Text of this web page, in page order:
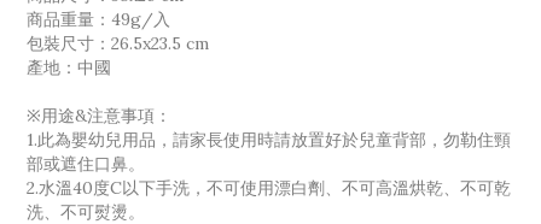
商品重量：49g/入
包裝尺寸：26.5x23.5 cm
產地：中國
※用途&注意事項：
1.此為嬰幼兒用品，請家長使用時請放置好於兒童背部，勿勒住頸
部或遮住口鼻。
2.水溫40度C以下手洗，不可使用漂白劑、不可高溫烘乾、不可乾
洗、不可熨燙。